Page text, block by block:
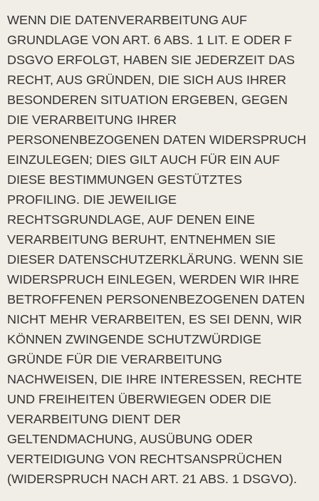
WENN DIE DATENVERARBEITUNG AUF
GRUNDLAGE VON ART. 6 ABS. 1 LIT. E ODER F
DSGVO ERFOLGT, HABEN SIE JEDERZEIT DAS
RECHT, AUS GRÜNDEN, DIE SICH AUS IHRER
BESONDEREN SITUATION ERGEBEN, GEGEN
DIE VERARBEITUNG IHRER
PERSONENBEZOGENEN DATEN WIDERSPRUCH
EINZULEGEN; DIES GILT AUCH FÜR EIN AUF
DIESE BESTIMMUNGEN GESTÜTZTES
PROFILING. DIE JEWEILIGE
RECHTSGRUNDLAGE, AUF DENEN EINE
VERARBEITUNG BERUHT, ENTNEHMEN SIE
DIESER DATENSCHUTZERKLÄRUNG. WENN SIE
WIDERSPRUCH EINLEGEN, WERDEN WIR IHRE
BETROFFENEN PERSONENBEZOGENEN DATEN
NICHT MEHR VERARBEITEN, ES SEI DENN, WIR
KÖNNEN ZWINGENDE SCHUTZWÜRDIGE
GRÜNDE FÜR DIE VERARBEITUNG
NACHWEISEN, DIE IHRE INTERESSEN, RECHTE
UND FREIHEITEN ÜBERWIEGEN ODER DIE
VERARBEITUNG DIENT DER
GELTENDMACHUNG, AUSÜBUNG ODER
VERTEIDIGUNG VON RECHTSANSPRÜCHEN
(WIDERSPRUCH NACH ART. 21 ABS. 1 DSGVO).